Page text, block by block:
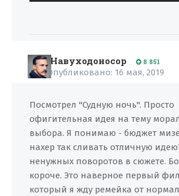
Навуходоносор 8 851
Опубликовано: 16 мая, 2019
Посмотрел "Судную ночь". Просто
офигительная идея на тему
выбора. Я понимаю - бюджет
нахер так сливать отличную
ненужных поворотов в сюжете.
короче. Это наверное первый
который я жду ремейка от